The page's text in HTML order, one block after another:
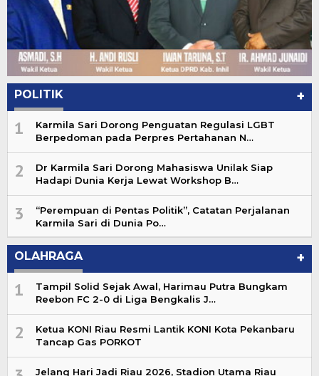
POLITIK +
1
Karmila Sari Dorong Penguatan Regulasi LGBT
Berpedoman pada Perpres Pertahanan N…
2
Dr Karmila Sari Dorong Mahasiswa Unilak Siap
Hadapi Dunia Kerja Lewat Workshop B…
3
“Perempuan di Pentas Politik”, Catatan Perjalanan
Karmila Sari di Dunia Po…
OLAHRAGA +
1
Tampil Solid Sejak Awal, Harimau Putra Bungkam
Reebon FC 2-0 di Liga Bengkalis J…
2
Ketua KONI Riau Resmi Lantik KONI Kota Pekanbaru
Tancap Gas PORKOT
Jelang Hari Jadi Riau 2026, Stadion Utama Riau